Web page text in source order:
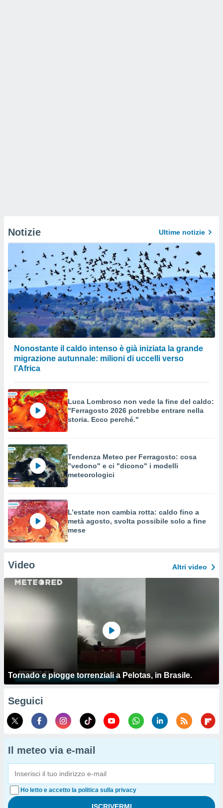
Notizie Ultime notizie
Nonostante il caldo intenso è già iniziata la grande
migrazione autunnale: milioni di uccelli verso
l’Africa
Luca Lombroso non vede la fine del caldo:
"Ferragosto 2026 potrebbe entrare nella
storia. Ecco perché."
Tendenza Meteo per Ferragosto: cosa
"vedono" e ci "dicono" i modelli
meteorologici
L’estate non cambia rotta: caldo fino a
metà agosto, svolta possibile solo a fine
mese
Video Altri video
Tornado e piogge torrenziali a Pelotas, in Brasile.
Seguici
Il meteo via e-mail
Ho letto e accetto la politica sulla privacy